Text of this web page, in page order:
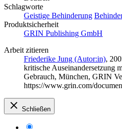
Schlagworte
Geistige Behinderung
Produktsicherheit
GRIN Publishing GmbH
Arbeit zitieren
Friederike Jung (Autor:in),
kritische Auseinandersetzung
Gebrauch, München, GRIN
https://www.grin.com/
Schließen